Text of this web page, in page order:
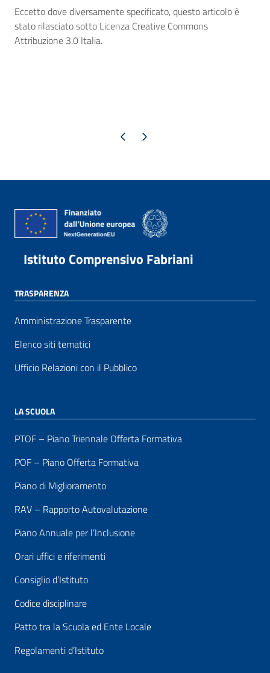
Eccetto dove diversamente specificato, questo articolo è
stato rilasciato sotto Licenza Creative Commons
Attribuzione 3.0 Italia.
Pagina precedente
Pagina successiva
Istituto Comprensivo Fabriani
TRASPARENZA
Amministrazione Trasparente
Elenco siti tematici
Ufficio Relazioni con il Pubblico
LA SCUOLA
PTOF – Piano Triennale Offerta Formativa
POF – Piano Offerta Formativa
Piano di Miglioramento
RAV – Rapporto Autovalutazione
Piano Annuale per l’Inclusione
Orari uffici e riferimenti
Consiglio d’Istituto
Codice disciplinare
Patto tra la Scuola ed Ente Locale
Regolamenti d’Istituto